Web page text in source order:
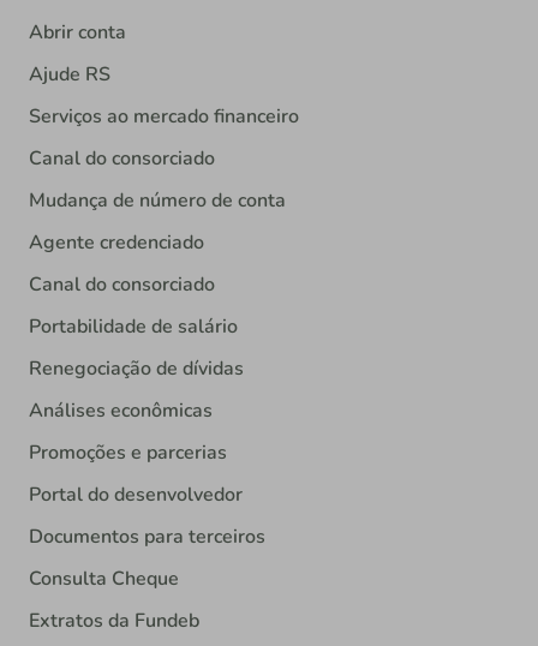
Abrir conta
Ajude RS
Serviços ao mercado financeiro
Canal do consorciado
Mudança de número de conta
Agente credenciado
Canal do consorciado
Portabilidade de salário
Renegociação de dívidas
Análises econômicas
Promoções e parcerias
Portal do desenvolvedor
Documentos para terceiros
Consulta Cheque
Extratos da Fundeb